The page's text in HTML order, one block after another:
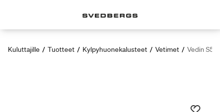
Kuluttajille / Tuotteet / Kylpyhuonekalusteet / Vetimet / Vedin S5